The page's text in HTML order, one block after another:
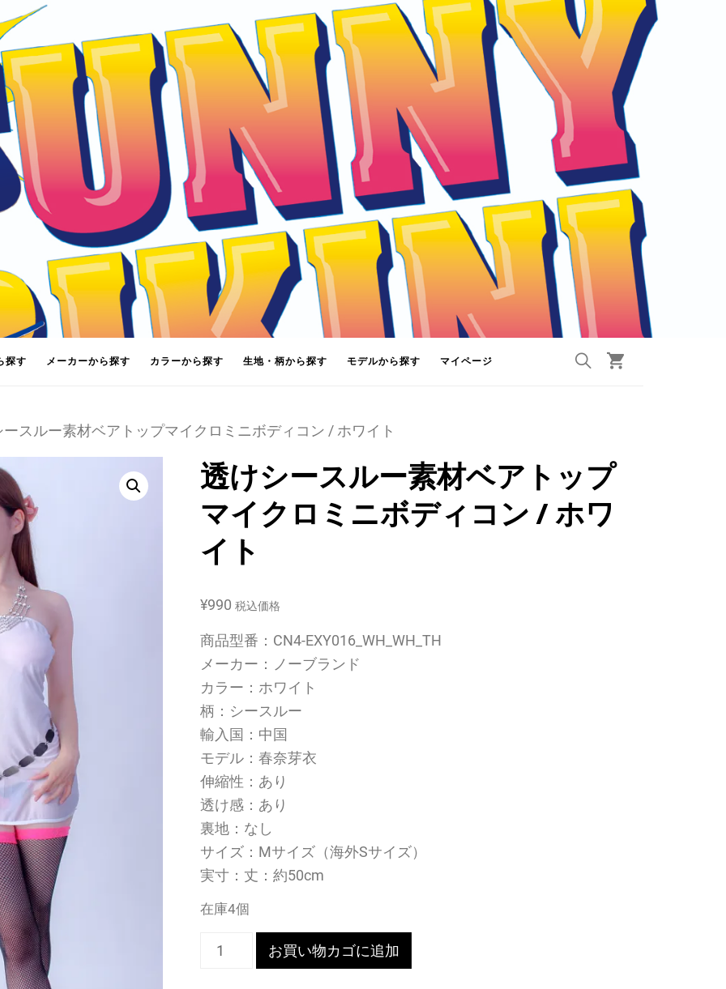
探す メーカーから探す カラーから探す 生地・柄から探す モデルから探す マイページ
スルー素材ベアトップマイクロミニボディコン / ホワイト
透けシースルー素材ベアトップ
マイクロミニボディコン / ホワ
イト
¥990 税込価格
商品型番：CN4-EXY016_WH_WH_TH
メーカー：ノーブランド
カラー：ホワイト
柄：シースルー
輸入国：中国
モデル：春奈芽衣
伸縮性：あり
透け感：あり
裏地：なし
サイズ：Mサイズ（海外Sサイズ）
実寸：丈：約50cm
在庫4個
お買い物カゴに追加